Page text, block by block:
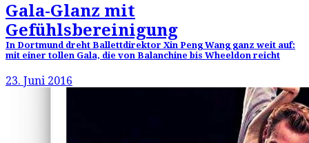
Gala-Glanz mit
Gefühlsbereinigung
In Dortmund dreht Ballettdirektor Xin Peng Wang ganz weit auf:
mit einer tollen Gala, die von Balanchine bis Wheeldon reicht
23. Juni 2016